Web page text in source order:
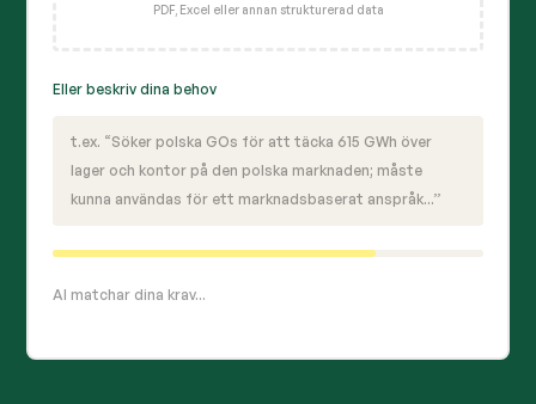
PDF, Excel eller annan strukturerad data
Eller beskriv dina behov
t.ex. “Söker polska GOs för att täcka 615 GWh över
lager och kontor på den polska marknaden; måste
kunna användas för ett marknadsbaserat anspråk...”
AI matchar dina krav...